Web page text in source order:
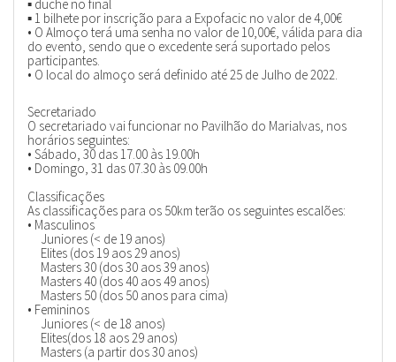
▪ duche no final
▪ 1 bilhete por inscrição para a Expofacic no valor de 4,00€
• O Almoço terá uma senha no valor de 10,00€, válida para dia
do evento, sendo que o excedente será suportado pelos
participantes.
• O local do almoço será definido até 25 de Julho de 2022.
Secretariado
O secretariado vai funcionar no Pavilhão do Marialvas, nos
horários seguintes:
• Sábado, 30 das 17.00 às 19.00h
• Domingo, 31 das 07.30 às 09.00h
Classificações
As classificações para os 50km terão os seguintes escalões:
• Masculinos
Juniores (< de 19 anos)
Elites (dos 19 aos 29 anos)
Masters 30 (dos 30 aos 39 anos)
Masters 40 (dos 40 aos 49 anos)
Masters 50 (dos 50 anos para cima)
• Femininos
Juniores (< de 18 anos)
Elites(dos 18 aos 29 anos)
Masters (a partir dos 30 anos)